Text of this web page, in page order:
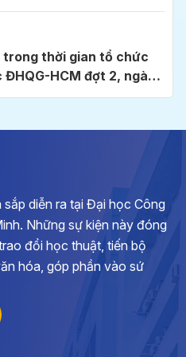
trong thời gian tổ chức
HCM đợt 2, ngày
Đại học Công
2027
thi chính luận về bảo vệ
lần thứ 6, năm 2026
nghiệp TP.HCM
đóng góp hình ảnh, tư
kỷ niệm 70 năm Ngày
diễn ra tại Đại học Công
Những sự kiện này đóng
đổi học thuật, tiến bộ
hóa, góp phần vào sứ